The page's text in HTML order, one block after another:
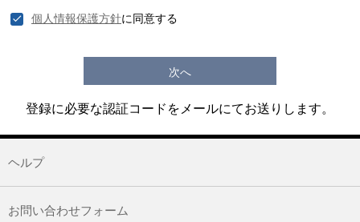
個人情報保護方針に同意する
次へ
登録に必要な認証コードをメールにてお送りします。
ヘルプ
お問い合わせフォーム